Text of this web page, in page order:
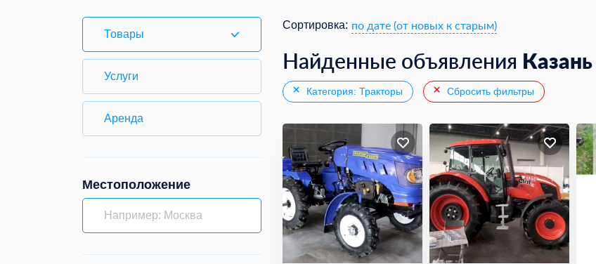
Товары
Услуги
Аренда
Местоположение
Сортировка: по дате (от новых к старым)
Найденные объявления Казань
Категория: Тракторы Сбросить фильтры